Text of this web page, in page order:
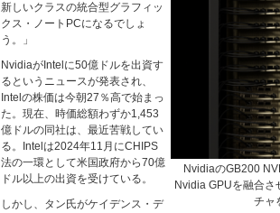
NvidiaのGB200
Nvidia GPUを融合
チャ
新しいクラスの統合型グラフィッ
クス・ノートPCになるでしょ
う。」
NvidiaがIntelに50億ドルを出資す
るというニュースが発表され、
Intelの株価は今朝27％高で始まっ
た。現在、時価総額わずか1,453
億ドルの同社は、最近苦戦してい
る。Intelは2024年11月にCHIPS
法の一環として米国政府から70億
ドル以上の出資を受けている。
しかし、タン氏がケイデンス・デ